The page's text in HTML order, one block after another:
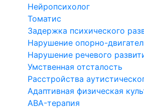
Нейропсихолог
Томатис
Задержка психического
Нарушение опорно-
Нарушение речевого
Умственная отсталость
Расстройства
Адаптивная физическая
ABA-терапия